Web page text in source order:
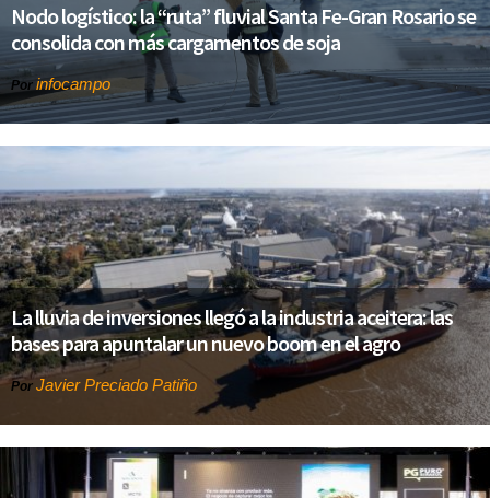
Nodo logístico: la “ruta” fluvial Santa Fe-Gran Rosario se
consolida con más cargamentos de soja
Por infocampo
La lluvia de inversiones llegó a la industria aceitera: las
bases para apuntalar un nuevo boom en el agro
Por Javier Preciado Patiño